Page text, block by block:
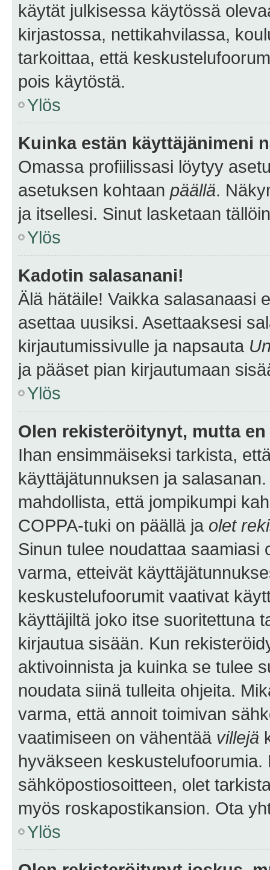
käytät julkisessa käytössä
kirjastossa, nettikahvilassa,
tarkoittaa, että
pois käytöstä.
Ylös
Kuinka estän käyttäjänimeni
Omassa profiilissasi löytyy
asetuksen kohtaan päällä.
ja itsellesi. Sinut lasketaan
Ylös
Kadotin salasanani!
Älä hätäile! Vaikka salasanaasi
asettaa uusiksi. Asettaaksesi
kirjautumissivulle ja napsauta
ja pääset pian kirjautumaan
Ylös
Olen rekisteröitynyt, mutta
Ihan ensimmäiseksi tarkista,
käyttäjätunnuksen ja
mahdollista, että jompikumpi
COPPA-tuki on päällä ja olet
Sinun tulee noudattaa saamiasi
varma, etteivät
keskustelufoorumit vaativat
käyttäjiltä joko itse suoritettuna
kirjautua sisään. Kun
aktivoinnista ja kuinka se tulee
noudata siinä tulleita ohjeita.
varma, että annoit toimivan
vaatimiseen on vähentää villejä
hyväkseen
sähköpostiosoitteen, olet
myös roskapostikansion. Ota
Ylös